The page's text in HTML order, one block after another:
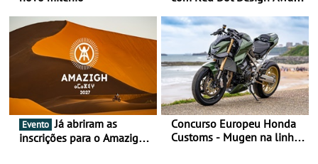
Evento Já abriram as
inscrições para o Amazigh
Concurso Europeu Honda
Customs - Mugen na linha